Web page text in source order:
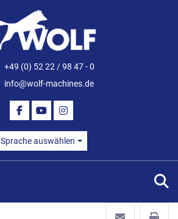
+49 (0) 52 22 / 98 47 - 0
info@wolf-machines.de
FACEBOOK
YOUTUBEINSTAGRAM
Sprache auswählen